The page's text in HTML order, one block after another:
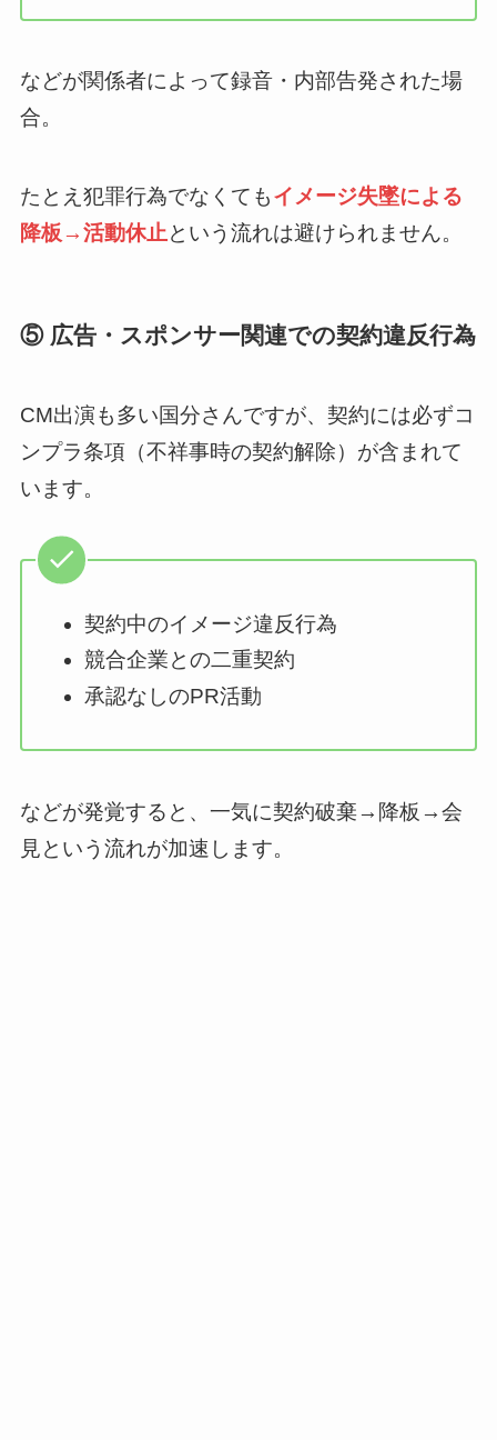
などが関係者によって録音・内部告発された場
合。
たとえ犯罪行為でなくてもイメージ失墜による
降板→活動休止という流れは避けられません。
⑤ 広告・スポンサー関連での契約違反行為
CM出演も多い国分さんですが、契約には必ずコ
ンプラ条項（不祥事時の契約解除）が含まれて
います。
契約中のイメージ違反行為
競合企業との二重契約
承認なしのPR活動
などが発覚すると、一気に契約破棄→降板→会
見という流れが加速します。